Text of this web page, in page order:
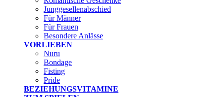
Junggesellenabschied
Für Männer
Für Frauen
Besondere Anlässe
VORLIEBEN
Nuru
Bondage
Fisting
Pride
BEZIEHUNGSVITAMINE